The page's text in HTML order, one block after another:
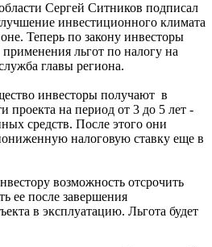
Сергей Ситников подписал
инвестиционного климата
Теперь по закону инвесторы
льгот по налогу на
главы региона.
инвесторы получают в
проекта на период от 3 до 5 лет -
средств. После этого они
налоговую ставку еще в
возможность отсрочить
ее после завершения
в эксплуатацию. Льгота будет